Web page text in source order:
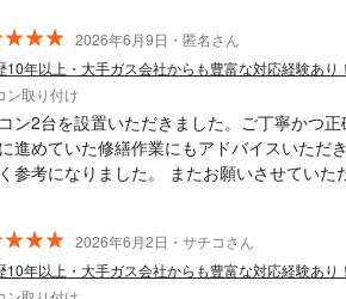
2026年6月9日・匿名さん
10年以上・大手ガス会社からも豊富な対応経験あり
ン取り付け
ン2台を設置いただきました。ご丁寧かつ
進めていた修繕作業にもアドバイスいただ
参考になりました。 またお願いさせていた
2026年6月2日・サチコさん
10年以上・大手ガス会社からも豊富な対応経験あり